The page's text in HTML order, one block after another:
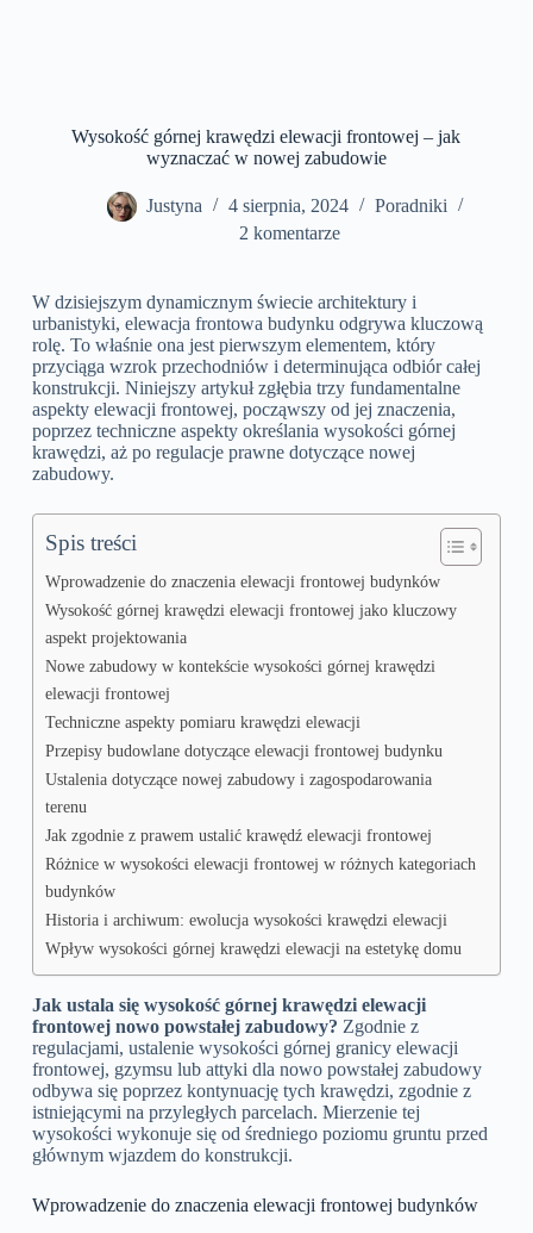
Wysokość górnej krawędzi elewacji frontowej – jak
wyznaczać w nowej zabudowie
Justyna 4 sierpnia, 2024
Poradniki
2 komentarze
W dzisiejszym dynamicznym świecie architektury i
urbanistyki, elewacja frontowa budynku odgrywa kluczową
rolę. To właśnie ona jest pierwszym elementem, który
przyciąga wzrok przechodniów i determinująca odbiór całej
konstrukcji. Niniejszy artykuł zgłębia trzy fundamentalne
aspekty elewacji frontowej, począwszy od jej znaczenia,
poprzez techniczne aspekty określania wysokości górnej
krawędzi, aż po regulacje prawne dotyczące nowej
zabudowy.
Spis treści
Wprowadzenie do znaczenia elewacji frontowej budynków
Wysokość górnej krawędzi elewacji frontowej jako kluczowy
aspekt projektowania
Nowe zabudowy w kontekście wysokości górnej krawędzi
elewacji frontowej
Techniczne aspekty pomiaru krawędzi elewacji
Przepisy budowlane dotyczące elewacji frontowej budynku
Ustalenia dotyczące nowej zabudowy i zagospodarowania
terenu
Jak zgodnie z prawem ustalić krawędź elewacji frontowej
Różnice w wysokości elewacji frontowej w różnych kategoriach
budynków
Historia i archiwum: ewolucja wysokości krawędzi elewacji
Wpływ wysokości górnej krawędzi elewacji na estetykę domu
Jak ustala się wysokość górnej krawędzi elewacji
frontowej nowo powstałej zabudowy? Zgodnie z
regulacjami, ustalenie wysokości górnej granicy elewacji
frontowej, gzymsu lub attyki dla nowo powstałej zabudowy
odbywa się poprzez kontynuację tych krawędzi, zgodnie z
istniejącymi na przyległych parcelach. Mierzenie tej
wysokości wykonuje się od średniego poziomu gruntu przed
głównym wjazdem do konstrukcji.
Wprowadzenie do znaczenia elewacji frontowej budynków